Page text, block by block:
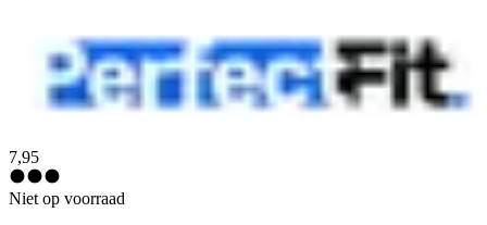
7,95
Niet op voorraad